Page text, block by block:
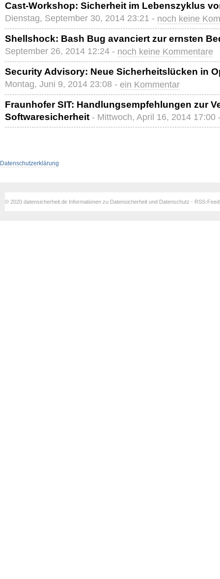
Cast-Workshop: Sicherheit im Lebenszyklus
Dienstag, September 30, 2014 23:21 - noch keine
Shellshock: Bash Bug avanciert zur ernsten
September 26, 2014 12:24 - noch keine Kommentare
Security Advisory: Neue Sicherheitslücken in
Montag, Juni 9, 2014 23:08 - ein Kommentar
Fraunhofer SIT: Handlungsempfehlungen zur
Softwaresicherheit - Mittwoch, April 16, 2014 17:00
Datenschutzerklärung
© 2020 datensicherheit.de Informationen zu Datensicherheit und Datenschutz - RSS-